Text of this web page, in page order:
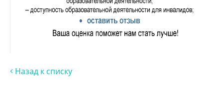
Назад к списку